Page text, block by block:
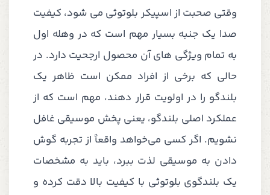
وقتی صحبت از اسپیکر بلوتوثی می شود، کیفیت
صدا یک جنبه بسیار مهم است که در وهله اول
به تمام ویژگی های آن محصول ارجحیت دارد. در
حالی که برخی از افراد ممکن است ظاهر یک
بلندگو را در اولویت قرار دهند، مهم است که از
عملکرد اصلی بلندگو، یعنی پخش موسیقی غافل
نشویم. اگر کسی می‌خواهد واقعاً از تجربه گوش
دادن به موسیقی لذت ببرد، باید به مشخصات
یک بلندگوی بلوتوثی با کیفیت بالا دقت کرده و